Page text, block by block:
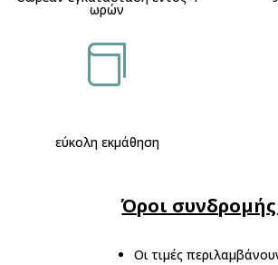
ωρών

εύκολη εκμάθηση
Όροι
Οι τιμές